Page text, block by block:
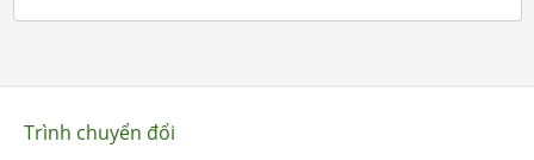
Trình chuyển đổi